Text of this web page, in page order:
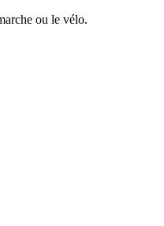
ou le vélo.